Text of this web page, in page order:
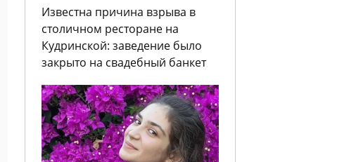
Известна причина взрыва в
столичном ресторане на
Кудринской: заведение было
закрыто на свадебный банкет